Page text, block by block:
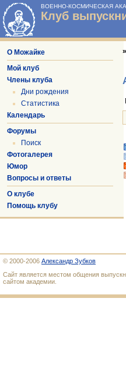
ВОЕННО-КОСМИЧЕСКАЯ
Клуб
О Можайке
Мой клуб
Члены клуба
Дни рождения
Статистика
Календарь
Форумы
Поиск
Фотогалерея
Юмор
Вопросы и ответы
О клубе
Помощь клубу
»
© 2000-2006 Александр Зубков
Сайт является местом общения
сайтом академии.